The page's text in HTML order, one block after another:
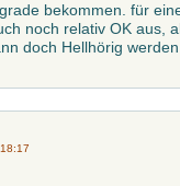
bekommen. für
noch relativ OK aus,
doch Hellhörig